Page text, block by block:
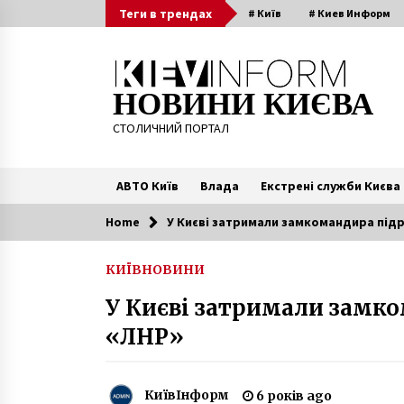
to
Теги в трендах # Київ # Киев Информ
НОВИНИ КИЄВА
СТОЛИЧНИЙ ПОРТАЛ
АВТО Київ Влада Екстрені служби Києва
Читають зараз
– Укргідрометцентр
6 років ago
транспорт
Home У Києві затримали замкомандира
КИЇВНОВИНИ
У Києві затримали
«ЛНР»
КиївІнформ
6 років ago